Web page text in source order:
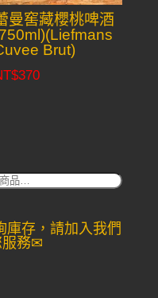
曼窖藏櫻桃啤酒
Brut)
370
搜
存，請加入我們
服務✉